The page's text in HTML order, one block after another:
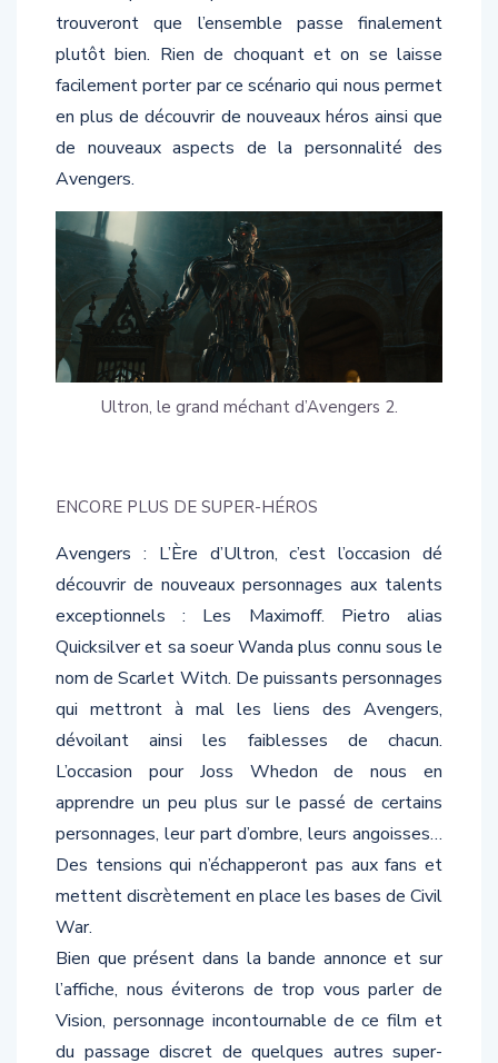
plutôt bien. Rien de choquant et on se laisse
facilement porter par ce scénario qui nous permet
en plus de découvrir de nouveaux héros ainsi que
de nouveaux aspects de la personnalité des
Avengers.
Ultron, le grand méchant d’Avengers 2.
découvrir de nouveaux personnages aux talents
exceptionnels : Les Maximoff. Pietro alias
Quicksilver et sa soeur Wanda plus connu sous le
nom de Scarlet Witch. De puissants personnages
qui mettront à mal les liens des Avengers,
dévoilant ainsi les faiblesses de chacun.
L’occasion pour Joss Whedon de nous en
apprendre un peu plus sur le passé de certains
personnages, leur part d’ombre, leurs angoisses…
Des tensions qui n’échapperont pas aux fans et
mettent discrètement en place les bases de Civil
War.
Bien que présent dans la bande annonce et sur
l’affiche, nous éviterons de trop vous parler de
Vision, personnage incontournable de ce film et
du passage discret de quelques autres super-